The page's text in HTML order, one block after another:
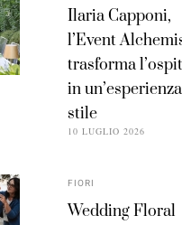
Ilaria Capponi,
l’Event
trasforma
in
stile
10 LUGLIO 2026
FIORI
Wedding Floral